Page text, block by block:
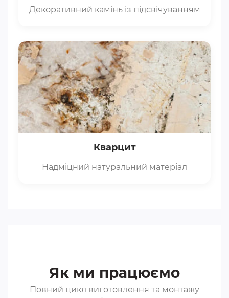
Декоративний камінь із підсвічуванням
Кварцит
Надміцний натуральний матеріал
Як ми працюємо
Повний цикл виготовлення та монтажу